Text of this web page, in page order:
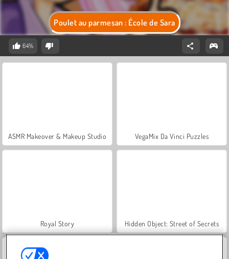
Poulet au parmesan : École de Sara
64%
ASMR Makeover & Makeup Studio VegaMix Da Vinci Puzzles
Royal Story Hidden Object: Street of Secrets